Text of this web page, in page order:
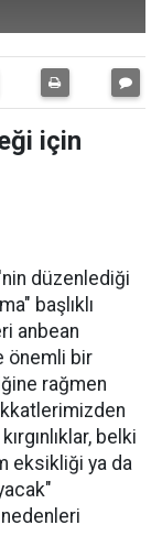
için
düzenlediği
başlıklı
anbean
önemli bir
rağmen
belki
eksikliği ya da
nedenleri